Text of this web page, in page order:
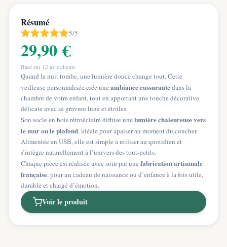
Résumé
5/5
29,90 €
Basé sur 12 avis clients
Quand la nuit tombe, une lumière douce change tout. Cette
veilleuse personnalisée crée une ambiance rassurantedans la
chambre de votre enfant, tout en apportant une touche décorative
délicate avec sa gravure lune et étoiles.
Son socle en bois rétroéclairé diffuse une lumière chaleureuse vers
le mur ou le plafond, idéale pour apaiser au moment du coucher.
Alimentée en USB, elle est simple à utiliser au quotidien et
s’intègre naturellement à l’univers des tout-petits.
Chaque pièce est réalisée avec soin par une fabrication artisanale
française, pour un cadeau de naissance ou d’enfance à la fois utile,
durable et chargé d’émotion.
Voir le produit